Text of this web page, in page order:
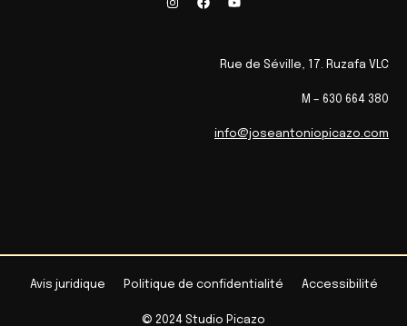
Rue de Séville, 17. Ruzafa VLC
M – 630 664 380
info@joseantoniopicazo.com
© 2024 Studio Picazo
Avis juridique Politique de confidentialité Accessibilité